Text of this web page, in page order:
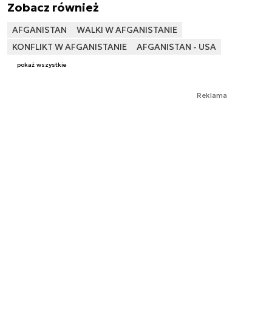
Zobacz również
AFGANISTAN
WALKI W AFGANISTANIE
KONFLIKT W AFGANISTANIE
AFGANISTAN - USA
pokaż wszystkie
Reklama